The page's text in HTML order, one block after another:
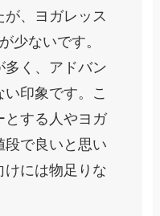
、ヨガレッス
少ないです。
多く、アドバン
印象です。こ
とする人やヨガ
段で良いと思い
けには物足りな